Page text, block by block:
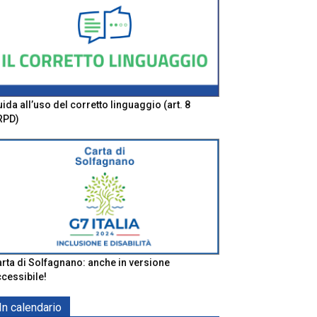
all’uso del corretto linguaggio (art. 8
di Solfagnano: anche in versione
In calendario